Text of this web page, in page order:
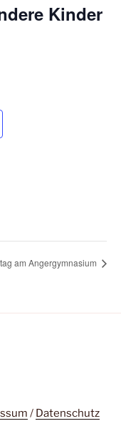
Kinder
am Angergymnasium
/ Datenschutz